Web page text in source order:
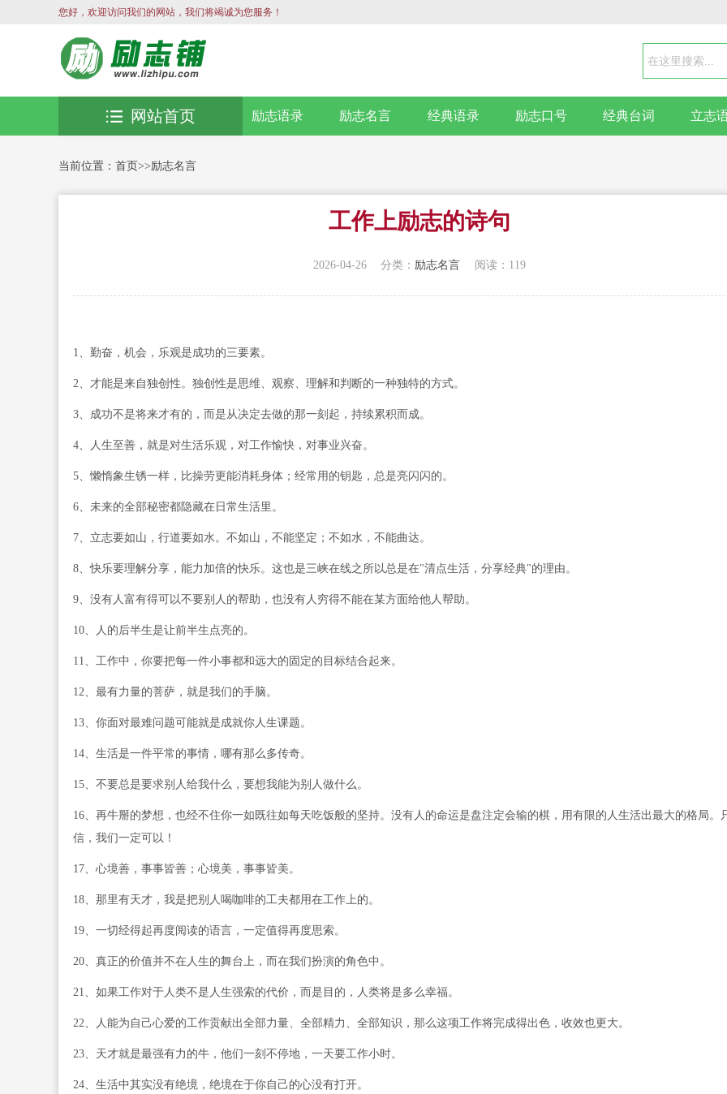
您好，欢迎访问我们的网站，我们将竭诚为您服务！
励志语录 励志名言 经典语录 励志口号 经典台词 立志
网站首页
当前位置： 首页>>励志名言
工作上励志的诗句
2026-04-26 分类： 励志名言 阅读：119
1、勤奋，机会，乐观是成功的三要素。
2、才能是来自独创性。独创性是思维、观察、理解和判断的一种独特的方式。
3、成功不是将来才有的，而是从决定去做的那一刻起，持续累积而成。
4、人生至善，就是对生活乐观，对工作愉快，对事业兴奋。
5、懒惰象生锈一样，比操劳更能消耗身体；经常用的钥匙，总是亮闪闪的。
6、未来的全部秘密都隐藏在日常生活里。
7、立志要如山，行道要如水。不如山，不能坚定；不如水，不能曲达。
8、快乐要理解分享，能力加倍的快乐。这也是三峡在线之所以总是在"清点生活，分享经典"的理由。
9、没有人富有得可以不要别人的帮助，也没有人穷得不能在某方面给他人帮助。
10、人的后半生是让前半生点亮的。
11、工作中，你要把每一件小事都和远大的固定的目标结合起来。
12、最有力量的菩萨，就是我们的手脑。
13、你面对最难问题可能就是成就你人生课题。
14、生活是一件平常的事情，哪有那么多传奇。
15、不要总是要求别人给我什么，要想我能为别人做什么。
16、再牛掰的梦想，也经不住你一如既往如每天吃饭般的坚持。没有人的命运是盘注定会输的棋，用有限的人生活出最大的格局。
信，我们一定可以！
17、心境善，事事皆善；心境美，事事皆美。
18、那里有天才，我是把别人喝咖啡的工夫都用在工作上的。
19、一切经得起再度阅读的语言，一定值得再度思索。
20、真正的价值并不在人生的舞台上，而在我们扮演的角色中。
21、如果工作对于人类不是人生强索的代价，而是目的，人类将是多么幸福。
22、人能为自己心爱的工作贡献出全部力量、全部精力、全部知识，那么这项工作将完成得出色，收效也更大。
23、天才就是最强有力的牛，他们一刻不停地，一天要工作小时。
24、生活中其实没有绝境，绝境在于你自己的心没有打开。